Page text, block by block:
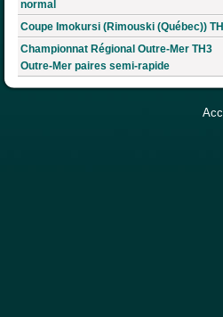
normal
Coupe Imokursi (Rimouski (Québec))
Championnat Régional Outre-Mer TH3
Outre-Mer paires semi-rapide